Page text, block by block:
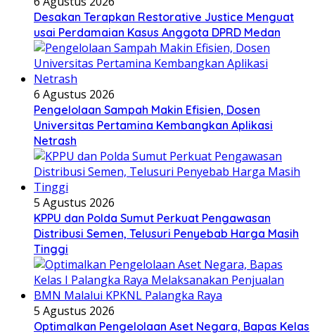
Desakan Terapkan Restorative Justice Menguat
usai Perdamaian Kasus Anggota DPRD Medan
6 Agustus 2026
Pengelolaan Sampah Makin Efisien, Dosen
Universitas Pertamina Kembangkan Aplikasi
Netrash
5 Agustus 2026
KPPU dan Polda Sumut Perkuat Pengawasan
Distribusi Semen, Telusuri Penyebab Harga Masih
Tinggi
5 Agustus 2026
Optimalkan Pengelolaan Aset Negara, Bapas Kelas